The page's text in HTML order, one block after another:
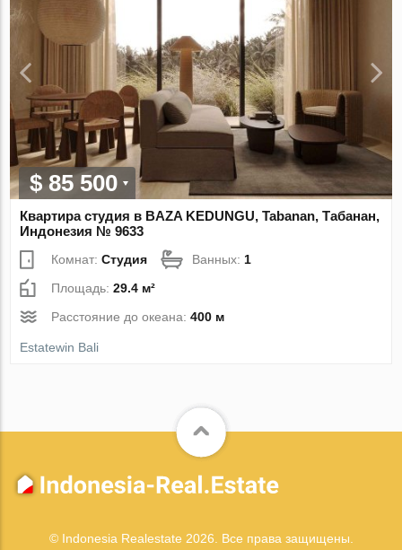
$ 85 500
Квартира студия в BAZA KEDUNGU, Tabanan, Табанан,
Индонезия № 9633
Комнат:Студия Ванных: 1
Площадь:29.4 м²
Расстояние до океана:400 м
Estatewin Bali
© Indonesia Realestate 2026. Все права защищены.